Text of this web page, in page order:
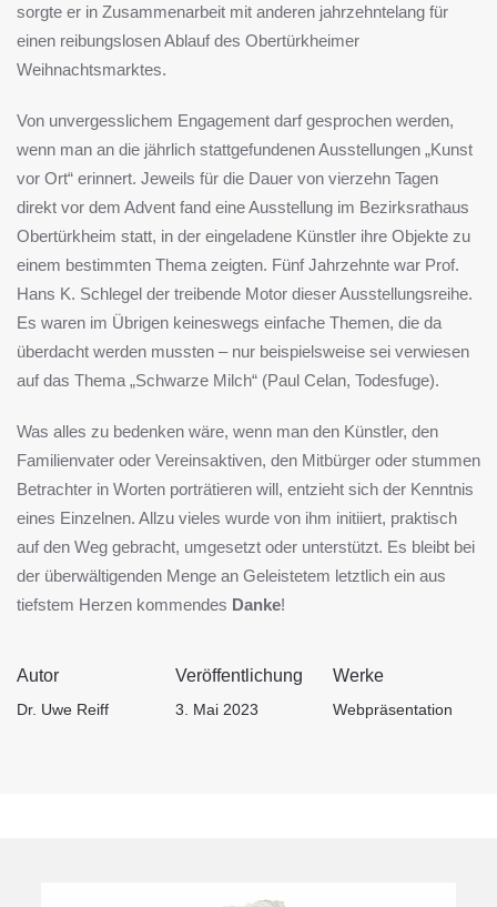
sorgte er in Zusammenarbeit mit anderen jahrzehntelang für
einen reibungslosen Ablauf des Obertürkheimer
Weihnachtsmarktes.
Von unvergesslichem Engagement darf gesprochen werden,
wenn man an die jährlich stattgefundenen Ausstellungen „Kunst
vor Ort“ erinnert. Jeweils für die Dauer von vierzehn Tagen
direkt vor dem Advent fand eine Ausstellung im Bezirksrathaus
Obertürkheim statt, in der eingeladene Künstler ihre Objekte zu
einem bestimmten Thema zeigten. Fünf Jahrzehnte war Prof.
Hans K. Schlegel der treibende Motor dieser Ausstellungsreihe.
Es waren im Übrigen keineswegs einfache Themen, die da
überdacht werden mussten – nur beispielsweise sei verwiesen
auf das Thema „Schwarze Milch“ (Paul Celan, Todesfuge).
Was alles zu bedenken wäre, wenn man den Künstler, den
Familienvater oder Vereinsaktiven, den Mitbürger oder stummen
Betrachter in Worten porträtieren will, entzieht sich der Kenntnis
eines Einzelnen. Allzu vieles wurde von ihm initiiert, praktisch
auf den Weg gebracht, umgesetzt oder unterstützt. Es bleibt bei
der überwältigenden Menge an Geleistetem letztlich ein aus
tiefstem Herzen kommendes Danke!
Autor
Dr. Uwe Reiff
Veröffentlichung
3. Mai 2023
Werke
Webpräsentation